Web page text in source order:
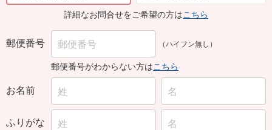
詳細なお問合せをご希望の方はこちら
郵便番号 （ハイフン無し）
郵便番号がわからない方はこちら
お名前
ふりがな